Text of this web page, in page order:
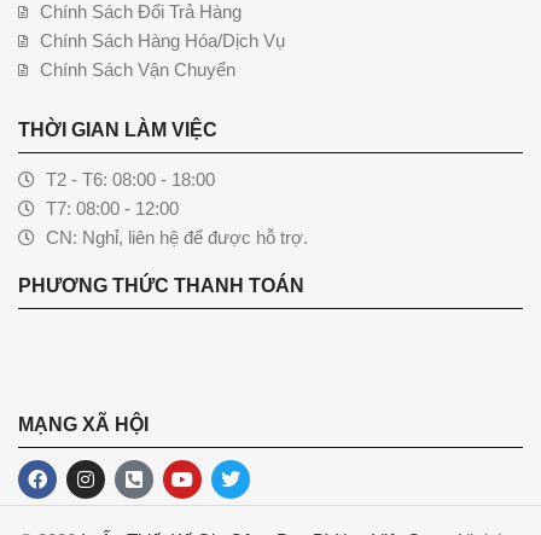
Chính Sách Đổi Trả Hàng
Chính Sách Hàng Hóa/Dịch Vụ
Chính Sách Vận Chuyển
THỜI GIAN LÀM VIỆC
T2 - T6: 08:00 - 18:00
T7: 08:00 - 12:00
CN: Nghỉ, liên hệ để được hỗ trợ.
PHƯƠNG THỨC THANH TOÁN
MẠNG XÃ HỘI